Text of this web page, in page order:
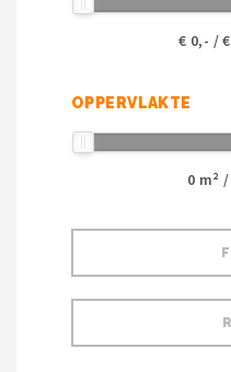
€ 0,- / €
OPPERVLAKTE
0 m² /